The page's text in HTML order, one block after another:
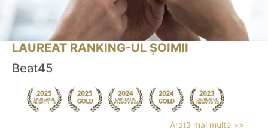
LAUREAT RANKING-UL ȘOIMII
Beat45
Arată mai multe >>